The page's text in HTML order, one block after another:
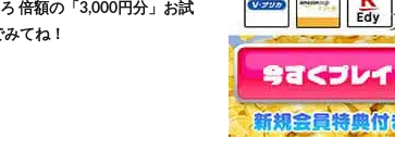
倍額の「3,000円分」お試
てね！